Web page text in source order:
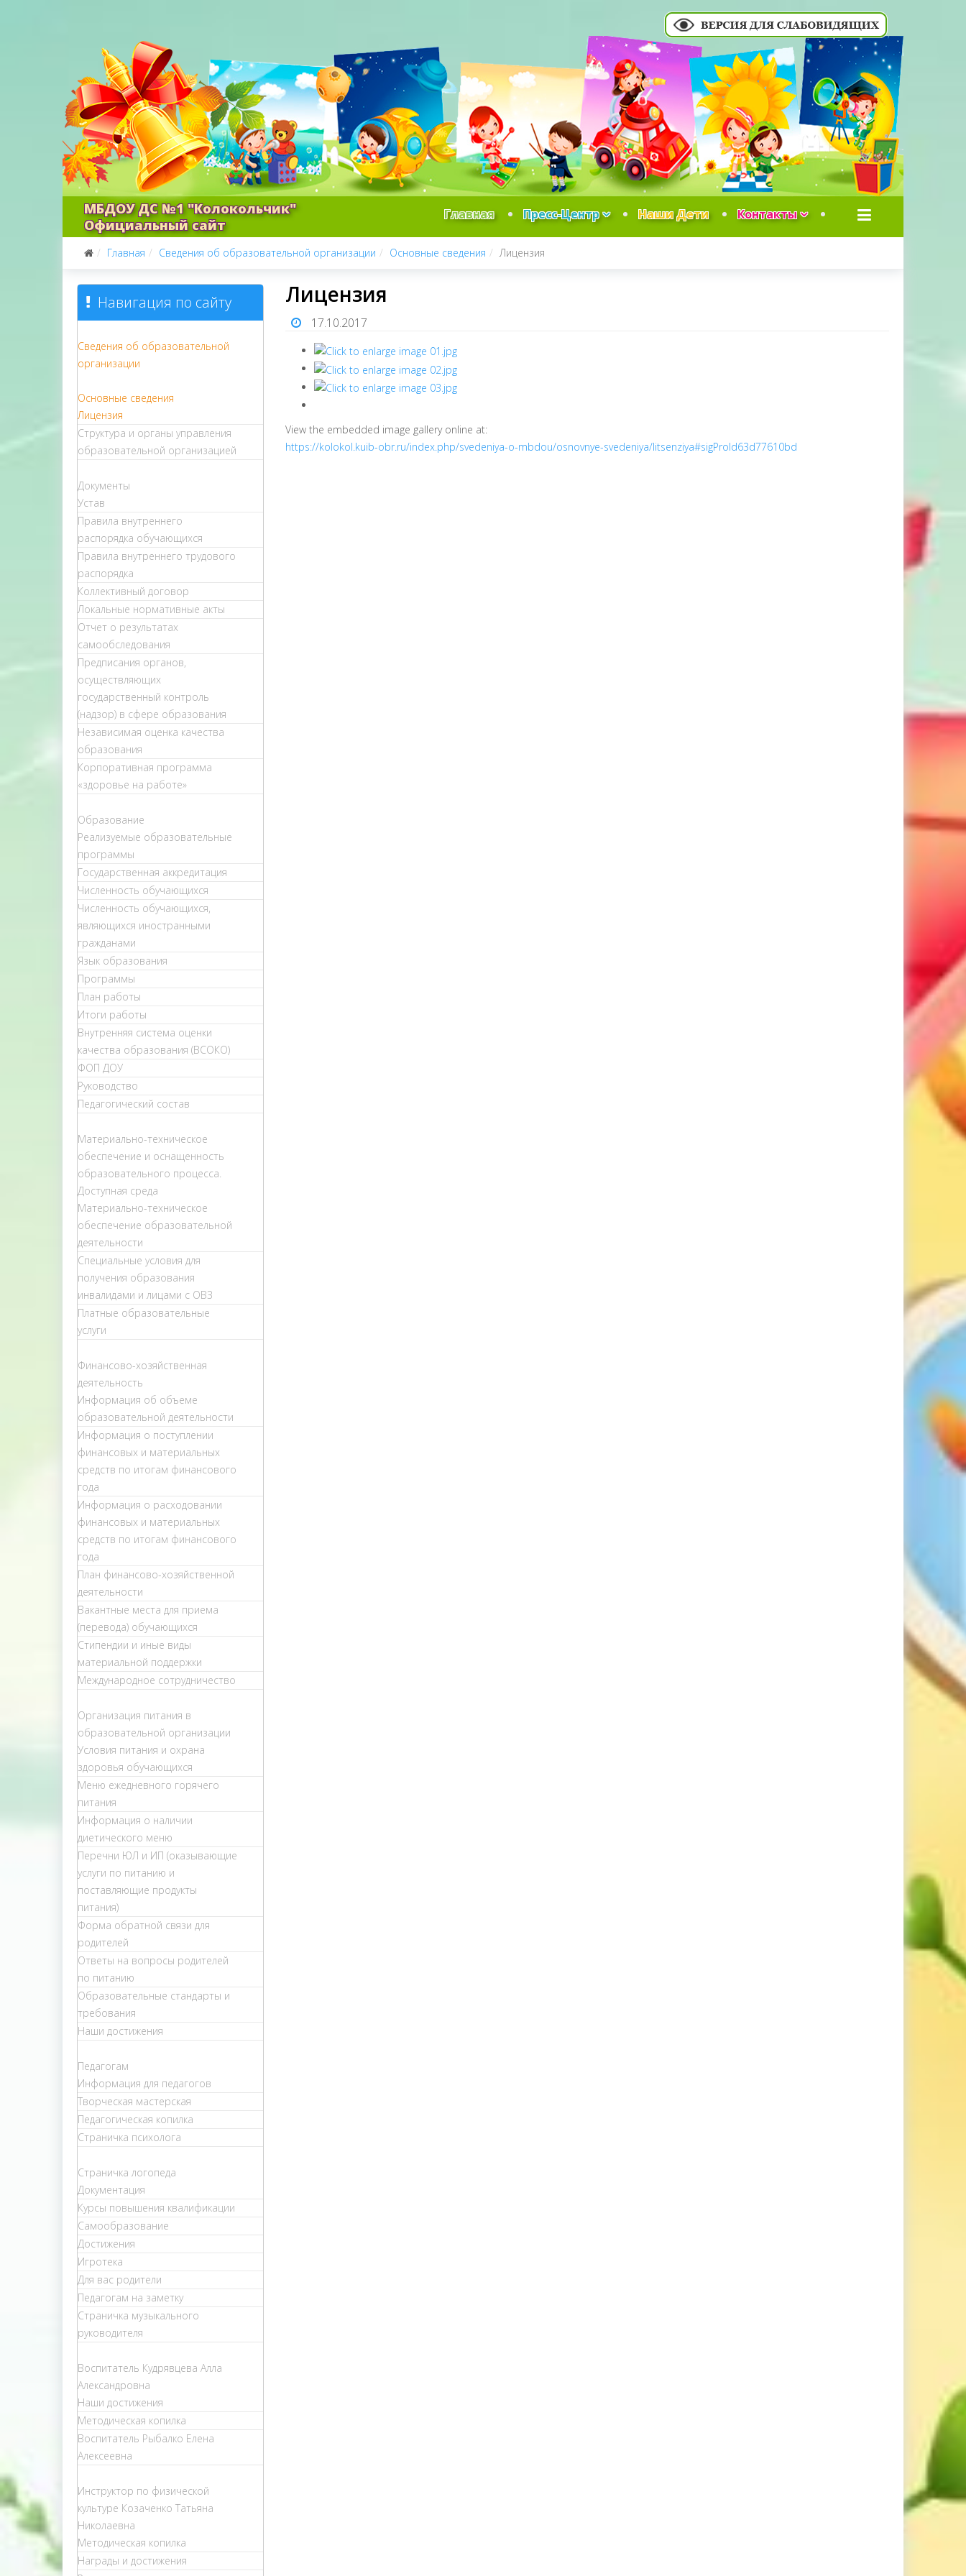
МБДОУ ДС №1 "Колокольчик"
Официальный сайт
Главная Пресс-Центр Наши Дети Контакты
Главная Сведения об образовательной организации Основные сведения Лицензия
Навигация по сайту
Сведения об образовательной
организации
Основные сведения
Лицензия
Структура и органы управления
образовательной организацией
Документы
Устав
Правила внутреннего
распорядка обучающихся
Правила внутреннего трудового
распорядка
Коллективный договор
Локальные нормативные акты
Отчет о результатах
самообследования
Предписания органов,
осуществляющих
государственный контроль
(надзор) в сфере образования
Независимая оценка качества
образования
Корпоративная программа
«здоровье на работе»
Образование
Реализуемые образовательные
программы
Государственная аккредитация
Численность обучающихся
Численность обучающихся,
являющихся иностранными
гражданами
Язык образования
Программы
План работы
Итоги работы
Внутренняя система оценки
качества образования (ВСОКО)
ФОП ДОУ
Руководство
Педагогический состав
Материально-техническое
обеспечение и оснащенность
образовательного процесса.
Доступная среда
Материально-техническое
обеспечение образовательной
деятельности
Специальные условия для
получения образования
инвалидами и лицами с ОВЗ
Платные образовательные
услуги
Финансово-хозяйственная
деятельность
Информация об объеме
образовательной деятельности
Информация о поступлении
финансовых и материальных
средств по итогам финансового
года
Информация о расходовании
финансовых и материальных
средств по итогам финансового
года
План финансово-хозяйственной
деятельности
Вакантные места для приема
(перевода) обучающихся
Стипендии и иные виды
материальной поддержки
Международное сотрудничество
Организация питания в
образовательной организации
Условия питания и охрана
здоровья обучающихся
Меню ежедневного горячего
питания
Информация о наличии
диетического меню
Перечни ЮЛ и ИП (оказывающие
услуги по питанию и
поставляющие продукты
питания)
Форма обратной связи для
родителей
Ответы на вопросы родителей
по питанию
Образовательные стандарты и
требования
Наши достижения
Педагогам
Информация для педагогов
Творческая мастерская
Педагогическая копилка
Страничка психолога
Страничка логопеда
Документация
Курсы повышения квалификации
Самообразование
Достижения
Игротека
Для вас родители
Педагогам на заметку
Страничка музыкального
руководителя
Воспитатель Кудрявцева Алла
Александровна
Наши достижения
Методическая копилка
Воспитатель Рыбалко Елена
Алексеевна
Инструктор по физической
культуре Козаченко Татьяна
Николаевна
Методическая копилка
Награды и достижения
Лицензия
17.10.2017
View the embedded image gallery online at:
https://kolokol.kuib-obr.ru/index.php/svedeniya-o-mbdou/osnovnye-svedeniya/litsenziya#sigProId63d77610bd